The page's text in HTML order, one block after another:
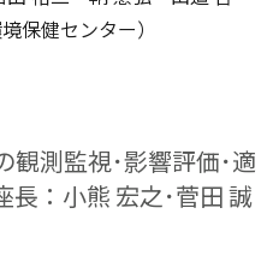
保健センター）
観測監視･影響評価･適
：小熊 宏之･菅田 誠